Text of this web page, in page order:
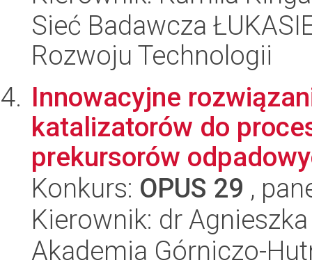
Sieć Badawcza
Rozwoju Technologii
Innowacyjne
katalizatorów do
prekursorów
Konkurs: OPUS 29 ,
Kierownik: dr
Akademia Górniczo-